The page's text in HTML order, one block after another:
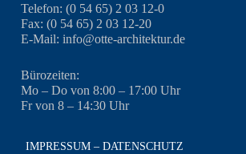
Telefon: (0 54 65) 2 03 12-0
Fax: (0 54 65) 2 03 12-20
E-Mail: info@otte-architektur.de
Bürozeiten:
Mo – Do von 8:00 – 17:00 Uhr
Fr von 8 – 14:30 Uhr
IMPRESSUM – DATENSCHUTZ